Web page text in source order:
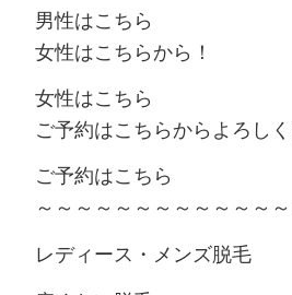
男性はこちら
女性はこちらから！
女性はこちら
ご予約はこちらからよろしく
ご予約はこちら
～～～～～～～～～～～～
レディース・メンズ脱毛